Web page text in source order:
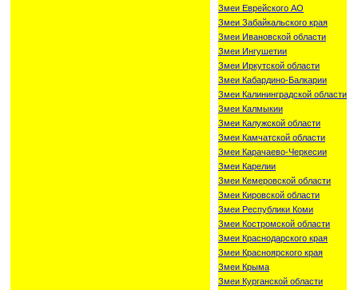
Змеи Еврейского АО
Змеи Забайкальского края
Змеи Ивановской области
Змеи Ингушетии
Змеи Иркутской области
Змеи Кабардино-Балкарии
Змеи Калининградской области
Змеи Калмыкии
Змеи Калужской области
Змеи Камчатской области
Змеи Карачаево-Черкесии
Змеи Карелии
Змеи Кемеровской области
Змеи Кировской области
Змеи Республики Коми
Змеи Костромской области
Змеи Краснодарского края
Змеи Красноярского края
Змеи Крыма
Змеи Курганской области